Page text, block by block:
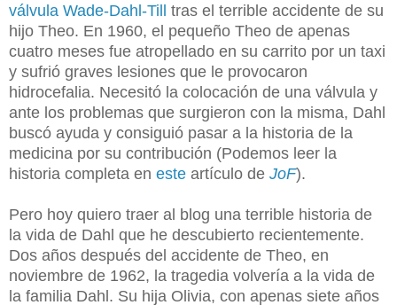
válvula Wade-Dahl-Till tras el terrible accidente de su
hijo Theo. En 1960, el pequeño Theo de apenas
cuatro meses fue atropellado en su carrito por un taxi
y sufrió graves lesiones que le provocaron
hidrocefalia. Necesitó la colocación de una válvula y
ante los problemas que surgieron con la misma, Dahl
buscó ayuda y consiguió pasar a la historia de la
medicina por su contribución (Podemos leer la
historia completa en este artículo de JoF).
Pero hoy quiero traer al blog una terrible historia de
la vida de Dahl que he descubierto recientemente.
Dos años después del accidente de Theo, en
noviembre de 1962, la tragedia volvería a la vida de
la familia Dahl. Su hija Olivia, con apenas siete años